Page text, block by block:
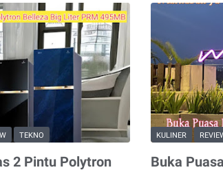
Laptop
Gaming
Ringkas
Ramah
Kantong
TEKNO
2 Pintu Polytron
KULINER
Buka